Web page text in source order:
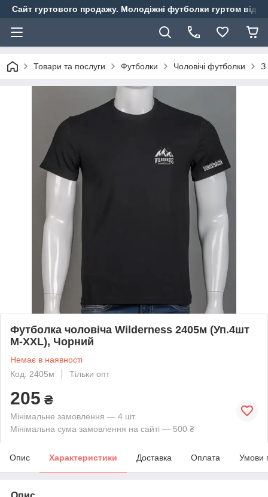
Сайт гуртового продажу. Молодіжні футболки гуртом від
Товари та послуги Футболки Чоловічі футболки З
Футболка чоловіча Wilderness 2405м (Уп.4шт
M-XXL), Чорний
Немає в наявності
Код: 2405м
Тільки опт
205 ₴
Мінімальне замовлення — 4 шт.
Мінімальна сума замовлення на сайті — 500 ₴
Опис Характеристики Доставка Оплата Умови